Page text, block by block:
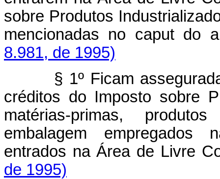
sobre Produtos
mencionadas no caput do
8.981, de 1995)
§ 1º Ficam
créditos do Imposto sobre
matérias-primas,
embalagem empregados
entrados na Área de Livre
de 1995)